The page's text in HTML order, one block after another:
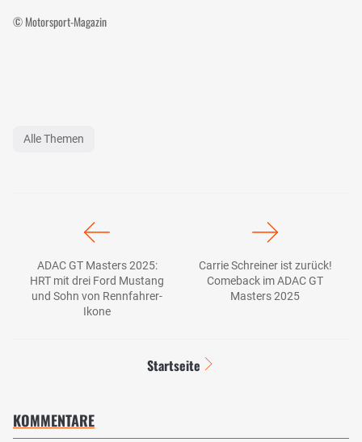
© Motorsport-Magazin
Alle Themen
ADAC GT Masters 2025:
HRT mit drei Ford Mustang
und Sohn von Rennfahrer-
Ikone
Carrie Schreiner ist zurück!
Comeback im ADAC GT
Masters 2025
Startseite
KOMMENTARE